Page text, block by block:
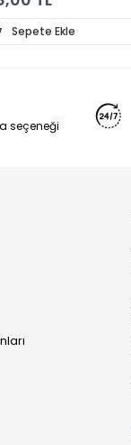
Sepete Ekle
seçeneği